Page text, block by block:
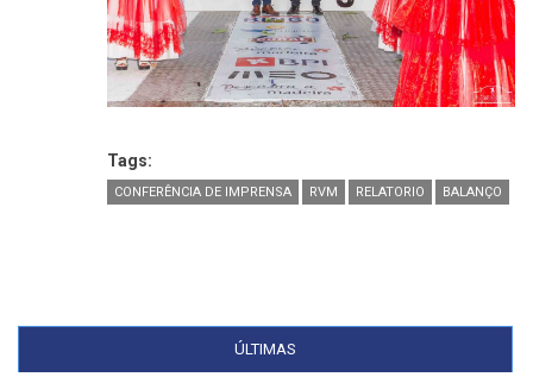
Tags:
CONFERÊNCIA DE IMPRENSA RVM RELATORIO BALANÇO
ÚLTIMAS